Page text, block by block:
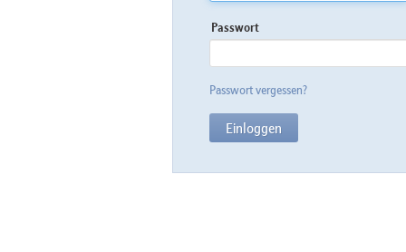
Passwort
Passwort vergessen?